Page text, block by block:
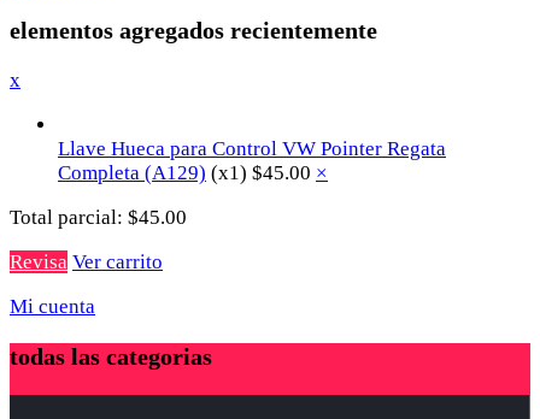
elementos agregados recientemente
x
Llave Hueca para Control VW Pointer Regata
Completa (A129) (x1) $45.00 ×
Total parcial: $45.00
Revisa Ver carrito
Mi cuenta
todas las categorias